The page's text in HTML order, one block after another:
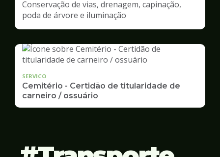
Conservação de vias, drenagem, capinação,
poda de árvore e iluminação
SERVICO
Cemitério - Certidão de titularidade de
carneiro / ossuário